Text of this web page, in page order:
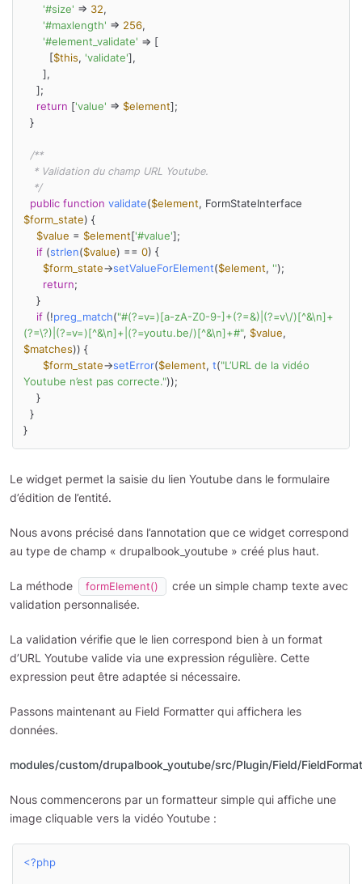
'#size' => 32,
'#maxlength' => 256,
'#element_validate' => [
        [
$this, 'validate'],
return ['value' => $element];
/**
   */
public function validate($element
$form_state) {
$value = $element['#value'];
if (strlen($value) == 0) {
$form_state->setValueForElement($element, '');
return;
if (!preg_match("#(?=v=)[a-zA-Z0-9-]+(?=&)|(?=v\/)[^&\n]+
(?=\?)|(?=v=)[^&\n]+|(?=youtu.be/)[^&\n]+#", $value
$matches)) {
$form_state->setError($element, t("L’URL de la vidéo
Youtube n’est pas correcte."));
}
Le widget permet la saisie du lien Youtube dans le formulaire
d’édition de l’entité.
Nous avons précisé dans l’annotation que ce widget correspond
au type de champ « drupalbook_youtube » créé plus haut.
La méthode formElement()
crée un simple champ texte avec
validation personnalisée.
La validation vérifie que le lien correspond bien à un format
d’URL Youtube valide via une expression régulière. Cette
expression peut être adaptée si nécessaire.
Passons maintenant au Field Formatter qui affichera les
données.
modules/custom/drupalbook_youtube/src/Plugin/Field/
Nous commencerons par un formatteur simple qui affiche une
image cliquable vers la vidéo Youtube :
<?php